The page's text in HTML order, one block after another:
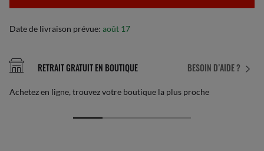
Date de livraison prévue: août 17
BESOIN D’AIDE ?
RETRAIT GRATUIT EN BOUTIQUE
Achetez en ligne, trouvez votre boutique la plus proche